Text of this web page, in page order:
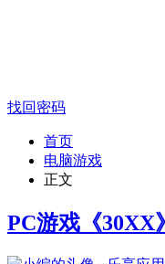
找回密码
首页
电脑游戏
正文
PC游戏《30XX